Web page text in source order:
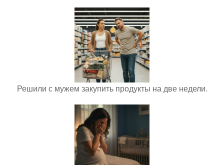
Решили с мужем закупить продукты на две недели.